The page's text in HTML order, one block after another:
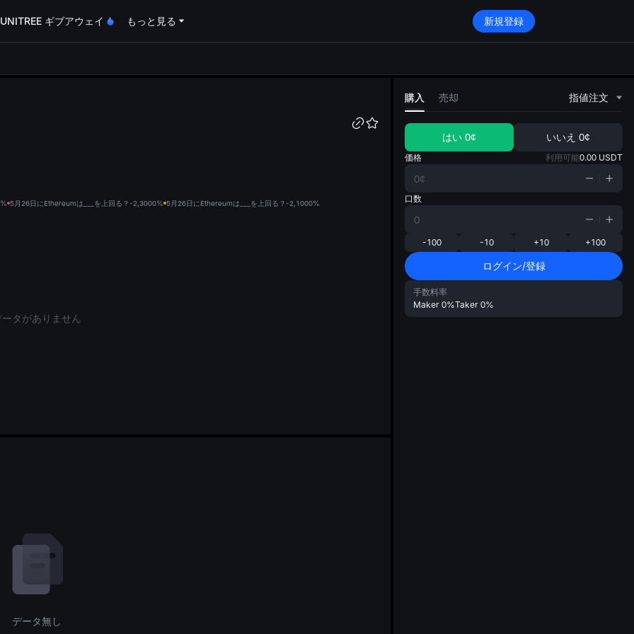
UNITREE ギブアウェイ もっと見る 新規登録
5月26日にEthereumは___を上回る？-2,3000% 5月26日にEthereumは___を上回る？-2,1000%
ータがありません
データ無し
購入 売却 指値注文
はい 0¢ いいえ 0¢
価格 利用可能0.00 USDT
口数
-100 -10 +10 +100
ログイン/登録
手数料率
Maker 0%Taker 0%